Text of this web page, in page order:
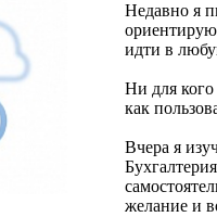
Недавно я
идти в
Ни для кого
как
Вчера я
желание и